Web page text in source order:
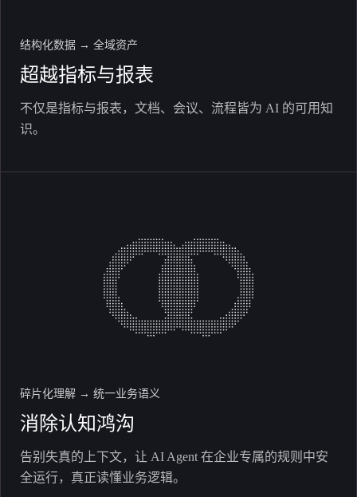
结构化数据 → 全域资产
超越指标与报表
不仅是指标与报表，文档、会议、流程皆为 AI 的可用知
识。
碎片化理解 → 统一业务语义
消除认知鸿沟
告别失真的上下文，让 AI Agent 在企业专属的规则中安
全运行，真正读懂业务逻辑。